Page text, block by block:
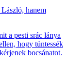
hanem
a pesti srác lánya
hogy tüntessék
bocsánatot.